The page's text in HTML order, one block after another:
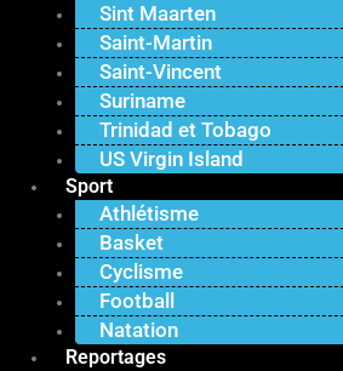
Sint Maarten
Saint-Martin
Saint-Vincent
Suriname
Trinidad et Tobago
US Virgin Island
Sport
Athlétisme
Basket
Cyclisme
Football
Natation
Reportages